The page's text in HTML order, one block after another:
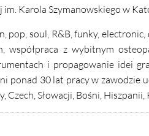
Karola Szymanowskiego w
soul, R&B, funky,
współpraca z wybitnym
i propagowanie idei
ponad 30 lat pracy w zawodzie
Czech, Słowacji, Bośni,